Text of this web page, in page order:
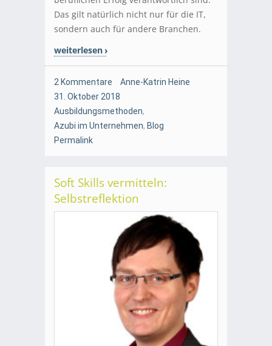
Das gilt natürlich nicht nur für die IT,
sondern auch für andere Branchen.
weiterlesen
2 Kommentare
Anne-Katrin Heine
31. Oktober 2018
Ausbildungsmethoden,
Azubi im Unternehmen, Blog
Permalink
Soft Skills vermitteln:
Selbstreflektion